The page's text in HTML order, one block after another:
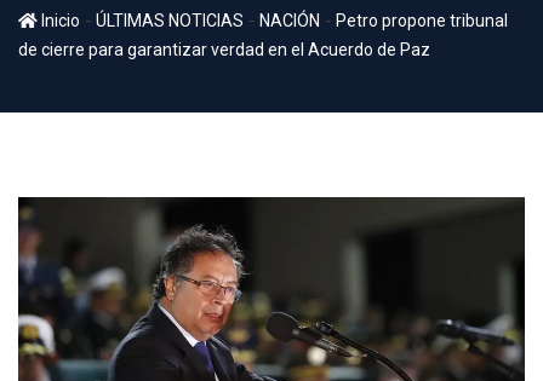
Inicio - ÚLTIMAS NOTICIAS - NACIÓN - Petro propone tribunal
de cierre para garantizar verdad en el Acuerdo de Paz